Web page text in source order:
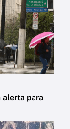
alerta para